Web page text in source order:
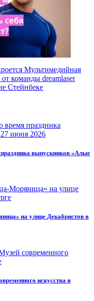
Мультимедийная
команды dreamlaser
Стейнбеке
выпускников «Алые
на улице Декабристов в
искусства в